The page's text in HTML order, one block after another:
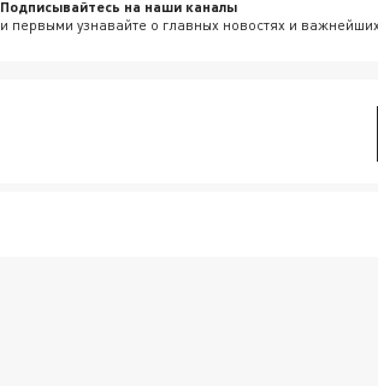
Подписывайтесь на наши каналы
и первыми узнавайте о главных новостях и